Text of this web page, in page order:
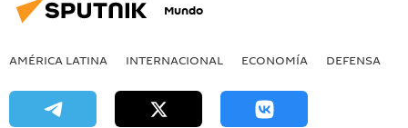
Mundo
AMÉRICA LATINA INTERNACIONAL ECONOMÍA DEFENSA